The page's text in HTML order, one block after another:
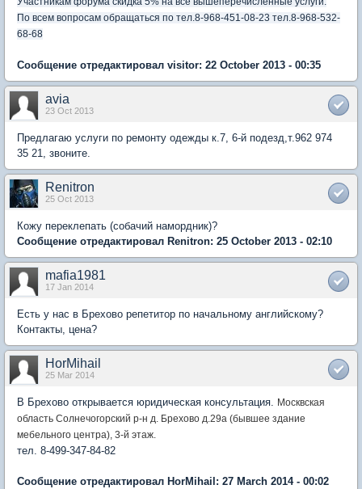
По всем вопросам обращаться по тел.8-968-451-08-23 тел.8-968-532-
68-68
Сообщение отредактировал visitor: 22 October 2013 - 00:35
avia
23 Oct 2013
Предлагаю услуги по ремонту одежды к.7, 6-й подезд,т.962 974
35 21, звоните.
Renitron
25 Oct 2013
Кожу переклепать (собачий намордник)?
Сообщение отредактировал Renitron: 25 October 2013 - 02:10
mafia1981
17 Jan 2014
Есть у нас в Брехово репетитор по начальному английскому?
Контакты, цена?
HorMihail
25 Mar 2014
В Брехово открывается юридическая консультация. Москвская
область Солнечогорский р-н д. Брехово д.29а (бывшее здание
мебельного центра), 3-й этаж.
тел. 8-499-347-84-82
Сообщение отредактировал HorMihail: 27 March 2014 - 00:02